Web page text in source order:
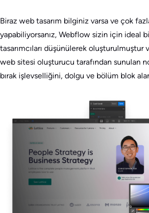
Biraz web tasarım bilginiz varsa ve çok
yapabiliyorsanız, Webflow sizin için ideal
tasarımcıları düşünülerek oluşturulmuştur
web sitesi oluşturucu tarafından sunulan
bırak işlevselliğini, dolgu ve bölüm blok